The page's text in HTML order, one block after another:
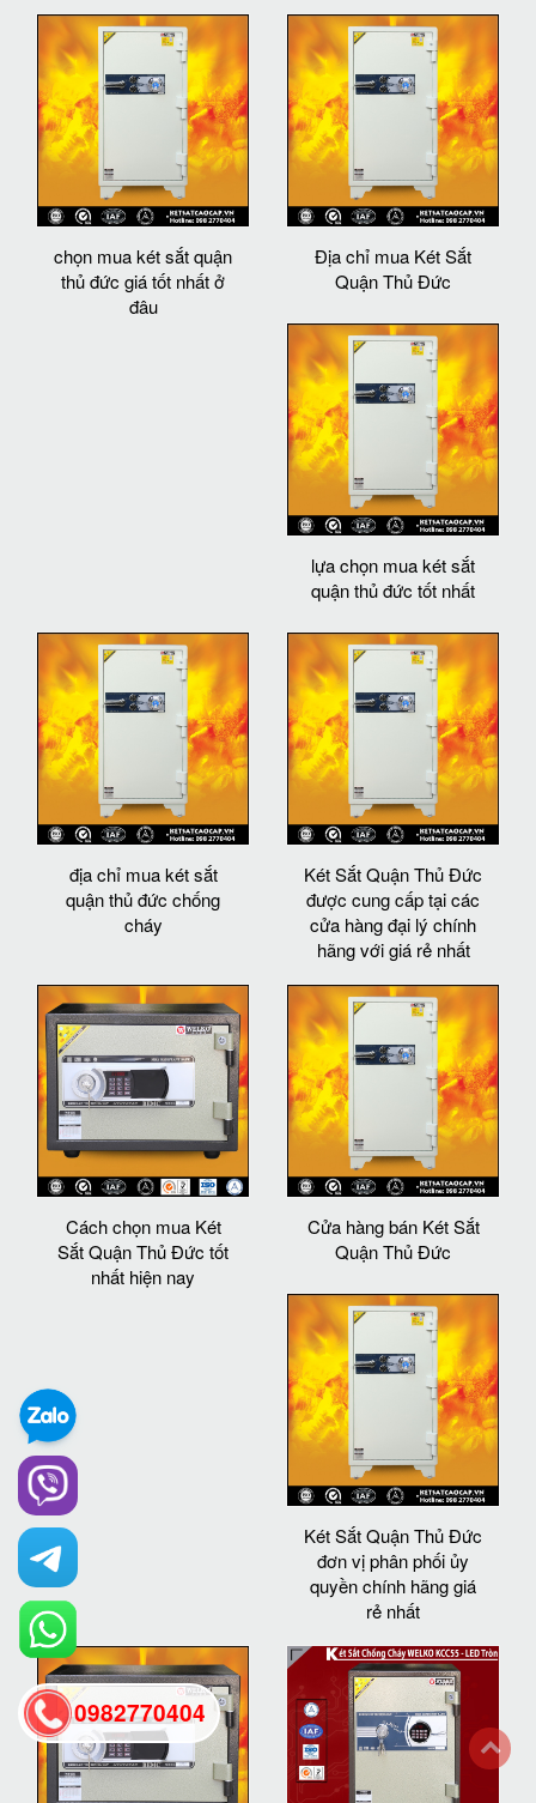
chọn mua két sắt quận
thủ đức giá tốt nhất ở
đâu
Địa chỉ mua Két Sắt
Quận Thủ Đức
lựa chọn mua két sắt
quận thủ đức tốt nhất
địa chỉ mua két sắt
quận thủ đức chống
cháy
Két Sắt Quận Thủ Đức
được cung cấp tại các
cửa hàng đại lý chính
hãng với giá rẻ nhất
Cách chọn mua Két
Sắt Quận Thủ Đức tốt
nhất hiện nay
Cửa hàng bán Két Sắt
Quận Thủ Đức
Két Sắt Quận Thủ Đức
đơn vị phân phối ủy
quyền chính hãng giá
rẻ nhất
0982770404